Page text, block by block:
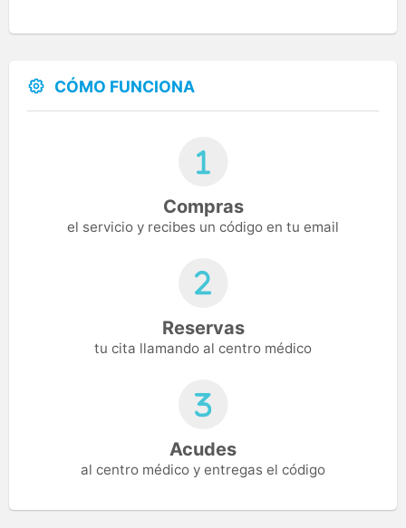
CÓMO FUNCIONA
Compras
el servicio y recibes un código en tu email
Reservas
tu cita llamando al centro médico
Acudes
al centro médico y entregas el código